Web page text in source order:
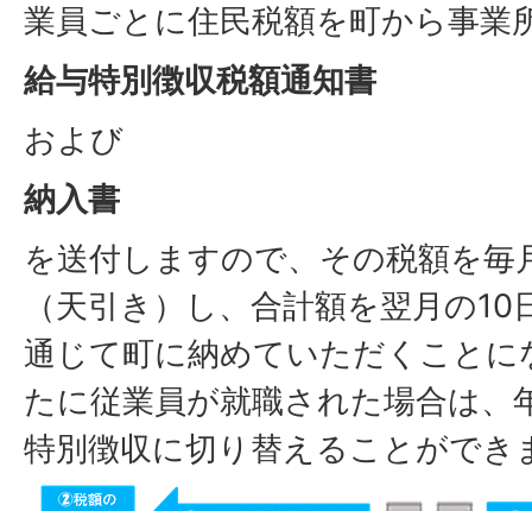
業員ごとに住民税額を町から事業
給与特別徴収税額通知書
および
納入書
を送付しますので、その税額を毎
（天引き）し、合計額を翌月の
通じて町に納めていただくこと
たに従業員が就職された場合は、
特別徴収に切り替えることができ